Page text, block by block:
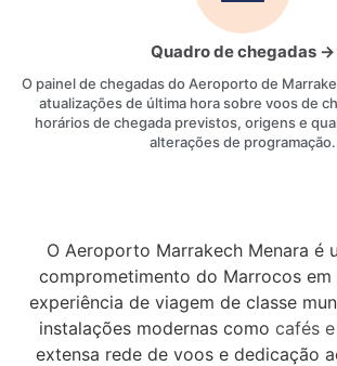
Quadro de chegadas →
O painel de chegadas do Aeroporto de
atualizações de última hora sobre voos de
horários de chegada previstos, origens e
alterações de programação.
O Aeroporto Marrakech Menara é
comprometimento do Marrocos em
experiência de viagem de classe
instalações modernas como cafés
extensa rede de voos e dedicação